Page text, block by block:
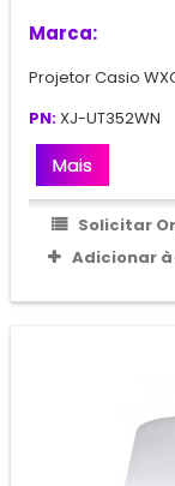
Marca:
Projetor Casio
PN:XJ-UT352WN
Mais
Solicitar
Adicionar